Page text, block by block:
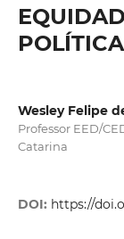
Wesley Felipe
Professor EED/
Catarina
DOI: https://